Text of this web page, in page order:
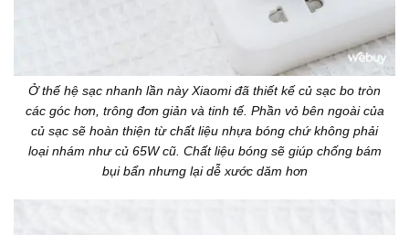
Ở thế hệ sạc nhanh lần này Xiaomi đã thiết kế củ sạc bo tròn
các góc hơn, trông đơn giản và tinh tế. Phần vỏ bên ngoài của
củ sạc sẽ hoàn thiện từ chất liệu nhựa bóng chứ không phải
loại nhám như củ 65W cũ. Chất liệu bóng sẽ giúp chống bám
bụi bẩn nhưng lại dễ xước dăm hơn